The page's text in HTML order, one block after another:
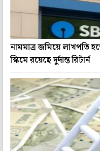
নামমাত্র জমিয়ে লাখপতি
স্কিমে রয়েছে দুর্দান্ত রিটার্ন